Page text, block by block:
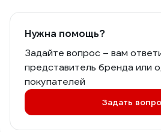
Нужна помощь?
Задайте вопрос – вам
представитель бренда или
покупателей
Задать